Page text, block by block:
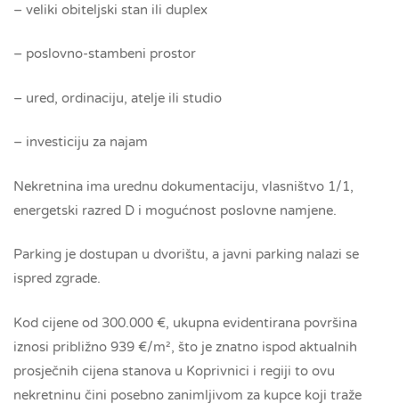
– veliki obiteljski stan ili duplex
– poslovno-stambeni prostor
– ured, ordinaciju, atelje ili studio
– investiciju za najam
Nekretnina ima urednu dokumentaciju, vlasništvo 1/1,
energetski razred D i mogućnost poslovne namjene.
Parking je dostupan u dvorištu, a javni parking nalazi se
ispred zgrade.
Kod cijene od 300.000 €, ukupna evidentirana površina
iznosi približno 939 €/m², što je znatno ispod aktualnih
prosječnih cijena stanova u Koprivnici i regiji to ovu
nekretninu čini posebno zanimljivom za kupce koji traže